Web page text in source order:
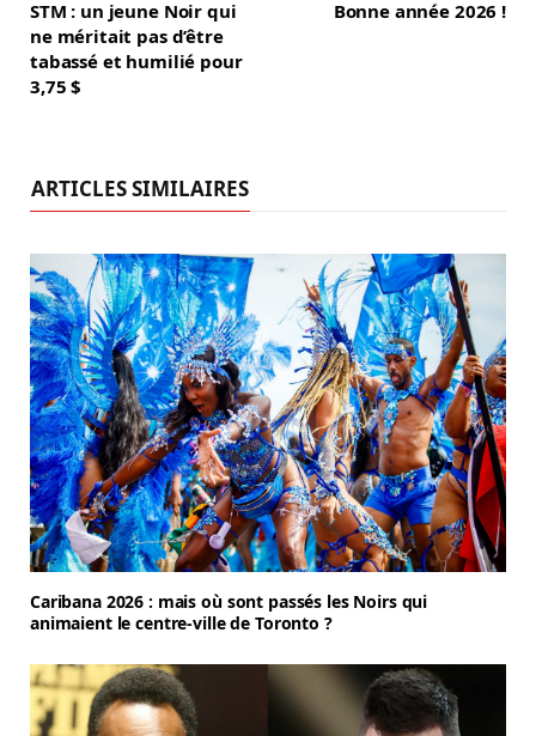
STM : un jeune Noir qui
ne méritait pas d’être
tabassé et humilié pour
3,75 $
Bonne année 2026 !
ARTICLES SIMILAIRES
Caribana 2026 : mais où sont passés les Noirs qui
animaient le centre-ville de Toronto ?